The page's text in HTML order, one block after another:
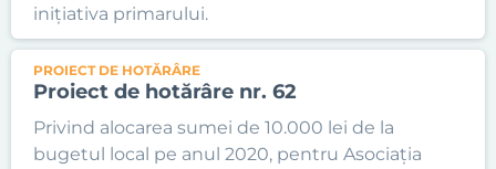
inițiativa primarului.
PROIECT DE HOTĂRÂRE
Proiect de hotărâre nr. 62
Privind alocarea sumei de 10.000 lei de la
bugetul local pe anul 2020, pentru Asociația